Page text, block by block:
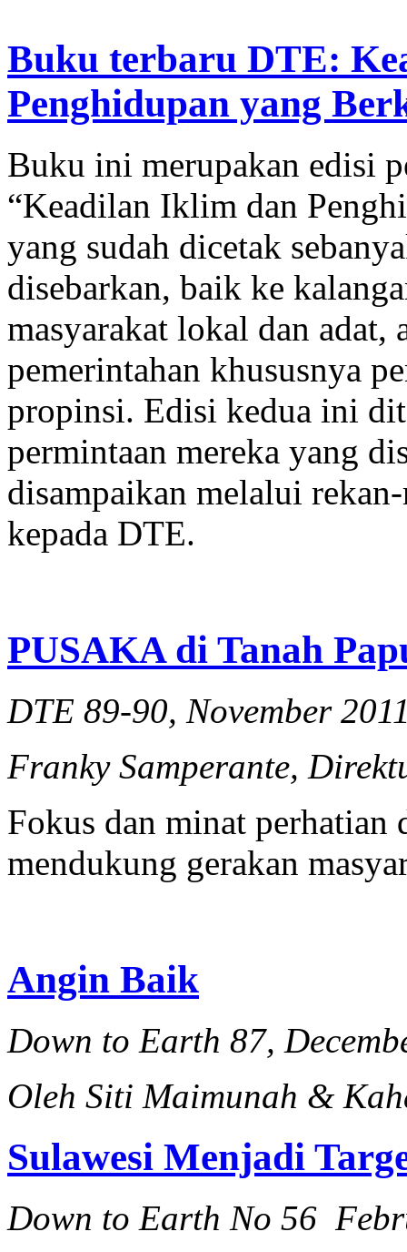
Buku terbaru DTE:
Penghidupan yang
Buku ini merupakan edisi
“Keadilan Iklim dan
yang sudah dicetak
disebarkan, baik ke
masyarakat lokal dan adat,
pemerintahan khususnya
propinsi. Edisi kedua ini
permintaan mereka yang
disampaikan melalui
kepada DTE.
PUSAKA di Tanah
DTE 89-90, November
Franky Samperante,
Fokus dan minat
mendukung gerakan
Angin Baik
Down to Earth 87,
Oleh Siti Maimunah &
Sulawesi Menjadi
Down to Earth No 56